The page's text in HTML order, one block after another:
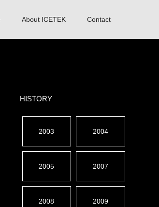
About ICETEK Contact
HISTORY
2003 2004
2005 2007
2008 2009